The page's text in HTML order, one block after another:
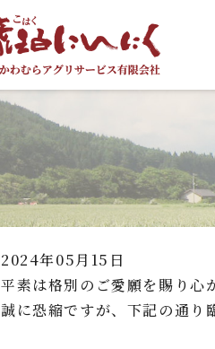
2024年05月15日
平素は格別のご愛願を賜り心
誠に恐縮ですが、下記の通り